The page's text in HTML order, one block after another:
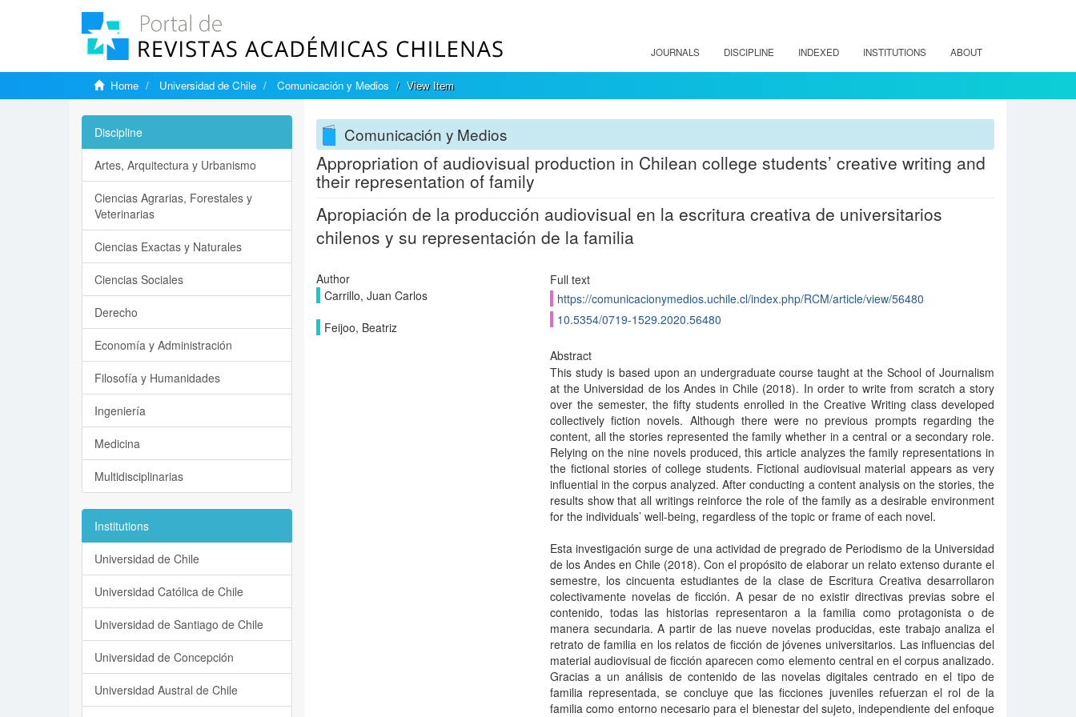
JOURNALS DISCIPLINE INDEXED INSTITUTIONS ABOUT
Home Universidad de Chile Comunicación y Medios View Item
Comunicación y Medios
Appropriation of audiovisual production in Chilean college students’ creative writing and
their representation of family
Apropiación de la producción audiovisual en la escritura creativa de universitarios
chilenos y su representación de la familia
Author
Carrillo, Juan Carlos
Feijoo, Beatriz
Full text
https://comunicacionymedios.uchile.cl/index.php/RCM/article/view/56480
10.5354/0719-1529.2020.56480
Abstract
This study is based upon an undergraduate course taught at the School of Journalism
at the Universidad de los Andes in Chile (2018). In order to write from scratch a story
over the semester, the fifty students enrolled in the Creative Writing class developed
collectively fiction novels. Although there were no previous prompts regarding the
content, all the stories represented the family whether in a central or a secondary role.
Relying on the nine novels produced, this article analyzes the family representations in
the fictional stories of college students. Fictional audiovisual material appears as very
influential in the corpus analyzed. After conducting a content analysis on the stories, the
results show that all writings reinforce the role of the family as a desirable environment
for the individuals’ well-being, regardless of the topic or frame of each novel.
Esta investigación surge de una actividad de pregrado de Periodismo de la Universidad
de los Andes en Chile (2018). Con el propósito de elaborar un relato extenso durante el
semestre, los cincuenta estudiantes de la clase de Escritura Creativa desarrollaron
colectivamente novelas de ficción. A pesar de no existir directivas previas sobre el
contenido, todas las historias representaron a la familia como protagonista o de
manera secundaria. A partir de las nueve novelas producidas, este trabajo analiza el
retrato de familia en los relatos de ficción de jóvenes universitarios. Las influencias del
material audiovisual de ficción aparecen como elemento central en el corpus analizado.
Gracias a un análisis de contenido de las novelas digitales centrado en el tipo de
familia representada, se concluye que las ficciones juveniles refuerzan el rol de la
familia como entorno necesario para el bienestar del sujeto, independiente del enfoque
Discipline
Artes, Arquitectura y Urbanismo
Ciencias Agrarias, Forestales y
Veterinarias
Ciencias Exactas y Naturales
Ciencias Sociales
Derecho
Economía y Administración
Filosofía y Humanidades
Ingeniería
Medicina
Multidisciplinarias
Institutions
Universidad de Chile
Universidad Católica de Chile
Universidad de Santiago de Chile
Universidad de Concepción
Universidad Austral de Chile